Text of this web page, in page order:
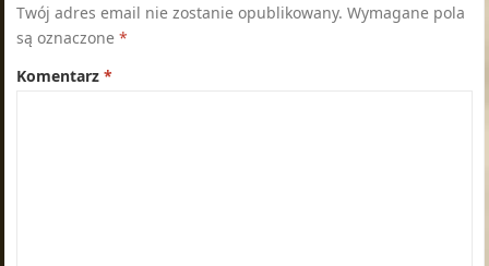
Twój adres email nie zostanie opublikowany. Wymagane pola
są oznaczone*
Komentarz*